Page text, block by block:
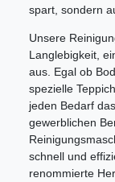
spart, sondern
Unsere
Langlebigkeit,
aus. Egal ob
spezielle
jeden Bedarf
gewerblichen
schnell und
renommierte